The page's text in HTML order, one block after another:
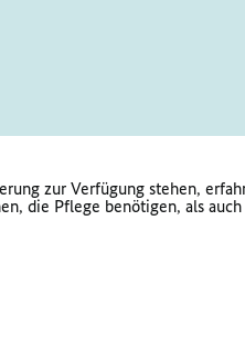
zur Verfügung stehen,
die Pflege benötigen, als